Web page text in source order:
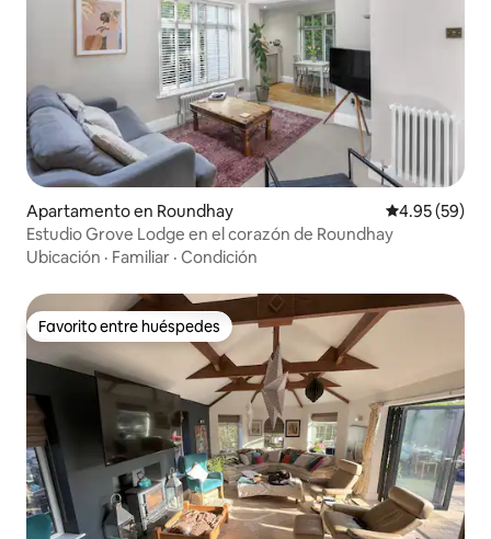
Apartamento en Roundhay Calificación
4.95 (59)
Estudio Grove Lodge en el corazón de Roundhay
Ubicación · Familiar · Condición
Favorito entre huéspedes
Favorito entre huéspedes